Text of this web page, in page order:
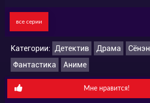
все серии
Категории: Детектив Драма Сёнэн
Фантастика
Аниме
Мне нравится!